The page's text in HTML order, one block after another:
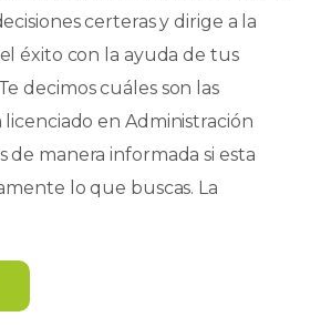
certeras y dirige a la
éxito con la ayuda de tus
decimos cuáles son las
en Administración
de manera informada si esta
lo que buscas. La